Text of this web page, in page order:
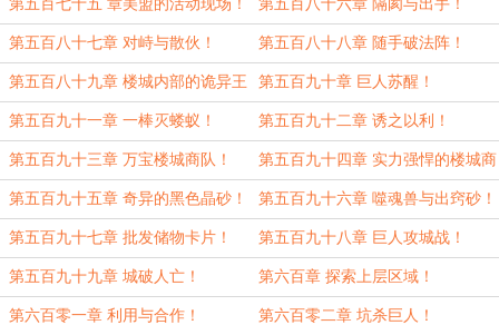
第五百七十五 章美盟的活动现场！ 第五百八十六章 隔阂与出手！
第五百八十七章 对峙与散伙！ 第五百八十八章 随手破法阵！
第五百八十九章 楼城内部的诡异王
者！
第五百九十章 巨人苏醒！
第五百九十一章 一棒灭蝼蚁！ 第五百九十二章 诱之以利！
第五百九十三章 万宝楼城商队！ 第五百九十四章 实力强悍的楼城商
队！
第五百九十五章 奇异的黑色晶砂！ 第五百九十六章 噬魂兽与出窍砂！
第五百九十七章 批发储物卡片！ 第五百九十八章 巨人攻城战！
第五百九十九章 城破人亡！ 第六百章 探索上层区域！
第六百零一章 利用与合作！ 第六百零二章 坑杀巨人！